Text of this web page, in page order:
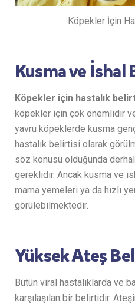
Köpekler İçin
Kusma ve
Köpekler için hastalık
köpekler için çok önemlidir
yavru köpeklerde kusma
hastalık belirtisi olarak
söz konusu olduğunda derhal
gereklidir. Ancak kusma ve
mama yemeleri ya da hızlı
görülebilmektedir.
Yüksek Ateş
Bütün viral hastalıklarda ve
karşılaşılan bir belirtidir.